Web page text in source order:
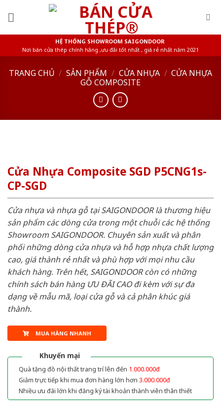
HỆ THỐNG SHOWROOM SAIGONDOOR
Nơi bán cửa thép chính hãng ,ưu đãi tốt nhất , giá rẻ nhất năm 2021
TRANG CHỦ / SẢN PHẨM / CỬA NHỰA / CỬA NHỰA
GỖ COMPOSITE
Cửa Nhựa Composite SGD P5CNG1s-
CP-SGD
Cửa nhựa và nhựa gỗ tại SAIGONDOOR là thương hiệu
sản phẩm các dòng cửa trong một chuỗi các hệ thống
Showroom SAIGONDOOR. Chuyên sản xuất và phân
phối những dòng cửa nhựa và hỗ hợp nhựa chất lượng
cao, giá thành rẻ nhất và phù hợp với mọi nhu cầu
khách hàng. Trên hết, SAIGONDOOR còn có những
chính sách bán hàng ƯU ĐÃI CAO đi kèm với sự đa
dạng về mẫu mã, loại cửa gỗ và cả phân khúc giá
thành.
MUA HÀNG NHANH
Khuyến mại
Quà tặng đồ nội thất trang trí lên đến 1.000.000đ
Giảm trực tiếp khi mua đơn hàng lớn hơn 3.000.000đ
Nhiều ưu đãi lớn khi đăng ký tài khoản thành viên thân thiết